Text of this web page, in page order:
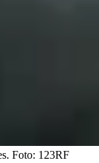
Foto: 123RF